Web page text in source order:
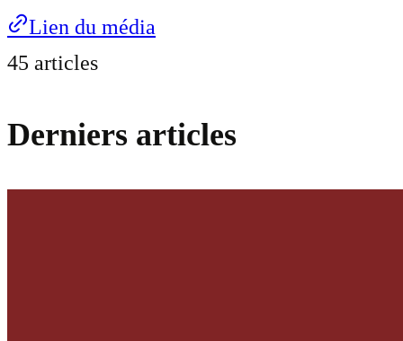
Lien du média
45 articles
Derniers articles